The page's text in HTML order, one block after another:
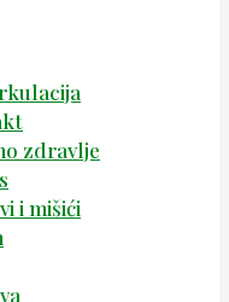
zdravlje
i mišići